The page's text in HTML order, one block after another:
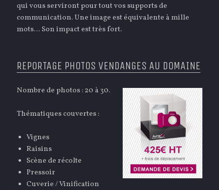
qui vous serviront pour tout vos supports de
communication. Une image est équivalente à mille
mots… Son impact est très fort.
REPORTAGE PHOTOS VENDANGES AU DOMAINE
Nombre de photos : 20 à 30.
Thématiques couvertes :
Vignes
Raisins
Scène de récolte
Pressoir
Cuverie / Vinification